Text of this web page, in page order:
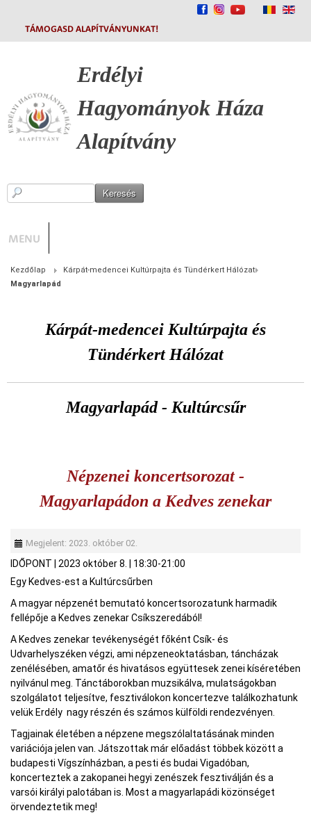
TÁMOGASD ALAPÍTVÁNYUNKAT!
Erdélyi
Hagyományok Háza
Alapítvány
MENU
Kezdőlap
Kárpát-medencei Kultúrpajta és Tündérkert Hálózat
Magyarlapád
Kárpát-medencei Kultúrpajta és
Tündérkert Hálózat
Magyarlapád - Kultúrcsűr
Népzenei koncertsorozat -
Magyarlapádon a Kedves zenekar
Megjelent: 2023. október 02.
IDŐPONT 2023 október 8.
18:30-21:00
Egy Kedves-est a Kultúrcsűrben
A magyar népzenét bemutató koncertsorozatunk harmadik
fellépője a Kedves zenekar Csíkszeredából!
A Kedves zenekar tevékenységét főként Csík- és
Udvarhelyszéken végzi, ami népzeneoktatásban, táncházak
zenélésében, amatőr és hivatásos együttesek zenei kíséretében
nyilvánul meg. Tánctáborokban muzsikálva, mulatságokban
szolgálatot teljesítve, fesztiválokon koncertezve találkozhatunk
velük Erdély nagy részén és számos külföldi rendezvényen.
Tagjainak életében a népzene megszólaltatásának minden
variációja jelen van. Játszottak már előadást többek között a
budapesti Vígszínházban, a pesti és budai Vigadóban,
koncerteztek a zakopanei hegyi zenészek fesztiválján és a
varsói királyi palotában is. Most a magyarlapádi közönséget
örvendeztetik meg!